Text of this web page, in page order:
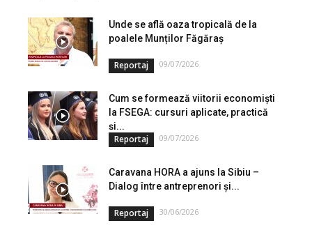
Unde se află oaza tropicală de la
poalele Munților Făgăraș
Reportaj 09/07/2026
Cum se formează viitorii economiști
la FSEGA: cursuri aplicate, practică
și...
Reportaj 09/07/2026
Caravana HORA a ajuns la Sibiu –
Dialog între antreprenori și...
Reportaj 30/06/2026